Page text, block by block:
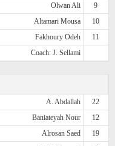
Olwan Ali
9
Altamari Mousa
10
Fakhoury Odeh
11
Coach: J. Sellami
A. Abdallah
22
Baniateyah Nour
12
Alrosan Saed
19